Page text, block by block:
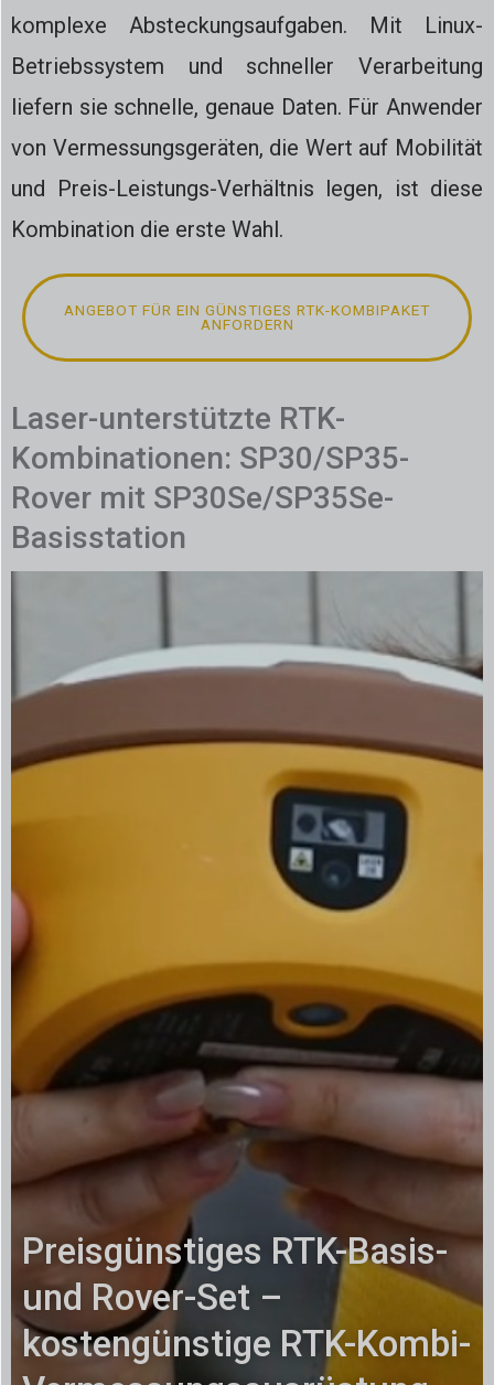
komplexe Absteckungsaufgaben. Mit Linux-
Betriebssystem und schneller Verarbeitung
liefern sie schnelle, genaue Daten. Für Anwender
von Vermessungsgeräten, die Wert auf Mobilität
und Preis-Leistungs-Verhältnis legen, ist diese
Kombination die erste Wahl.
ANGEBOT FÜR EIN GÜNSTIGES RTK-KOMBIPAKET
ANFORDERN
Laser-unterstützte RTK-
Kombinationen: SP30/SP35-
Rover mit SP30Se/SP35Se-
Basisstation
Preisgünstiges RTK-Basis-
und Rover-Set –
kostengünstige RTK-Kombi-